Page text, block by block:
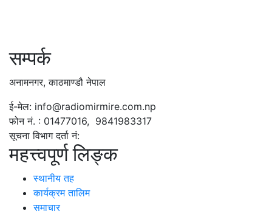
सम्पर्क
अनामनगर, काठमाण्डौ नेपाल
ई-मेल: info@radiomirmire.com.np
फोन नं. : 01477016, 9841983317
सूचना विभाग दर्ता नं:
महत्त्वपूर्ण लिङ्क
स्थानीय तह
कार्यक्रम तालिम
समाचार